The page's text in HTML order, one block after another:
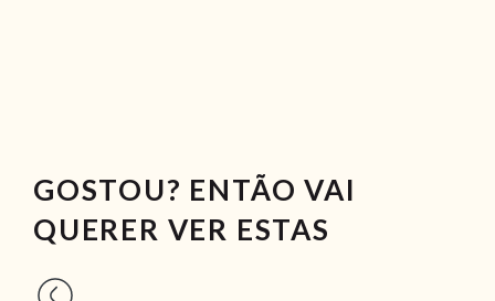
GOSTOU? ENTÃO VAI
QUERER VER ESTAS